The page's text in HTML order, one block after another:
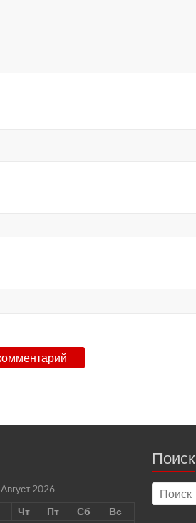
Август 2026
Чт Пт Сб
Вс
Поиск